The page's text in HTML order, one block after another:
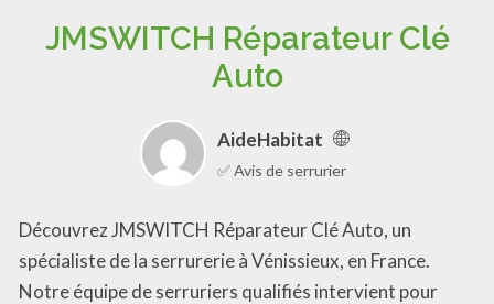
JMSWITCH Réparateur Clé
Auto
AideHabitat
✅ Avis de serrurier
Découvrez JMSWITCH Réparateur Clé Auto, un
spécialiste de la serrurerie à Vénissieux, en France.
Notre équipe de serruriers qualifiés intervient pour